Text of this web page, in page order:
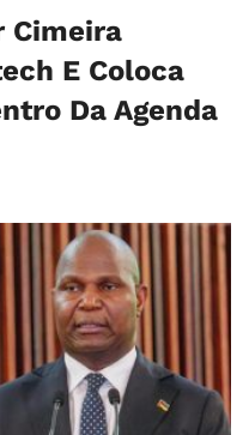
Cimeira
E Coloca
Da Agenda